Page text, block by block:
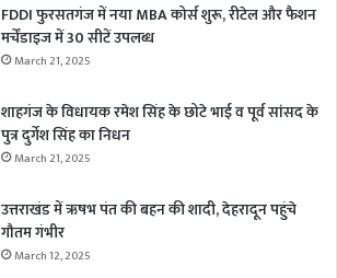
FDDI फुरसतगंज में नया MBA कोर्स शुरू, रीटेल और फैशन
मर्चेंडाइज में 30 सीटें उपलब्ध
March 21, 2025
शाहगंज के विधायक रमेश सिंह के छोटे भाई व पूर्व सांसद के
पुत्र दुर्गेश सिंह का निधन
March 21, 2025
उत्तराखंड में ऋषभ पंत की बहन की शादी, देहरादून पहुंचे
गौतम गंभीर
March 12, 2025